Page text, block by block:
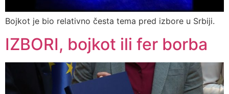
Bojkot je bio relativno česta tema pred izbore u Srbiji.
IZBORI, bojkot ili fer borba